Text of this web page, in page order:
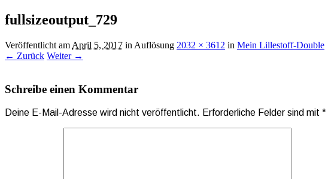
fullsizeoutput_729
Veröffentlicht am April 5, 2017 in Auflösung 2032 × 3612 in Mein Lillestoff-Double
← Zurück Weiter →
Schreibe einen Kommentar
Deine E-Mail-Adresse wird nicht veröffentlicht. Erforderliche Felder sind mit *